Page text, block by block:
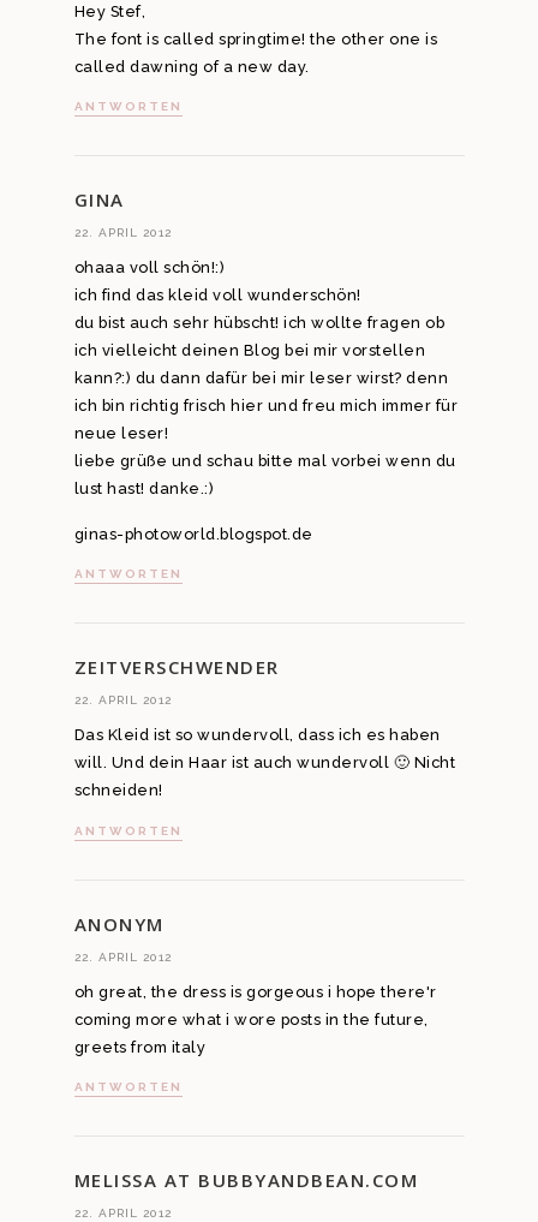
Hey Stef,
The font is called springtime! the other one is
called dawning of a new day.
ANTWORTEN
GINA
22. APRIL 2012
ohaaa voll schön!:)
ich find das kleid voll wunderschön!
du bist auch sehr hübscht! ich wollte fragen ob
ich vielleicht deinen Blog bei mir vorstellen
kann?:) du dann dafür bei mir leser wirst? denn
ich bin richtig frisch hier und freu mich immer für
neue leser!
liebe grüße und schau bitte mal vorbei wenn du
lust hast! danke.:)
ginas-photoworld.blogspot.de
ANTWORTEN
ZEITVERSCHWENDER
22. APRIL 2012
Das Kleid ist so wundervoll, dass ich es haben
will. Und dein Haar ist auch wundervoll 🙂 Nicht
schneiden!
ANTWORTEN
ANONYM
22. APRIL 2012
oh great, the dress is gorgeous i hope there'r
coming more what i wore posts in the future,
greets from italy
ANTWORTEN
MELISSA AT BUBBYANDBEAN.COM
22. APRIL 2012